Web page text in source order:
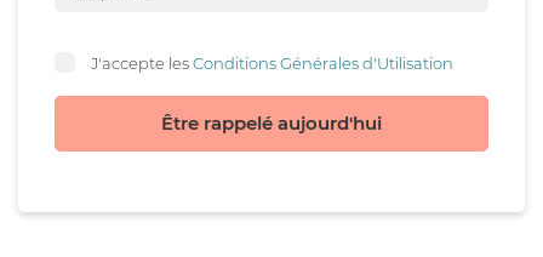
J'accepte lesConditions Générales d'Utilisation
Être rappelé aujourd'hui